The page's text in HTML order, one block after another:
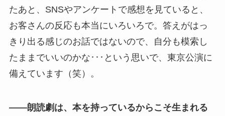
たあと、SNSやアンケートで感想を見ていると、
お客さんの反応も本当にいろいろで。答えがはっ
きり出る感じのお話ではないので、自分も模索し
たままでいいのかな･･･という思いで、東京公演に
備えています（笑）。
――朗読劇は、本を持っているからこそ生まれる